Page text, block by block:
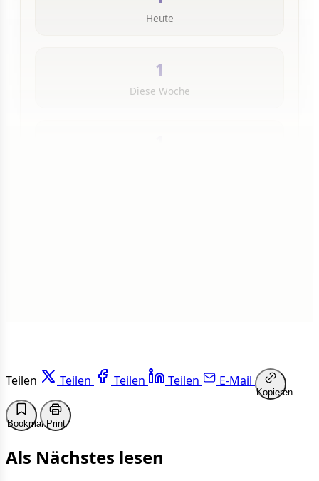
Heute
1
Diese Woche
Teilen Teilen Teilen Teilen E-Mail
Kopieren
BookmarkPrint
Als Nächstes lesen